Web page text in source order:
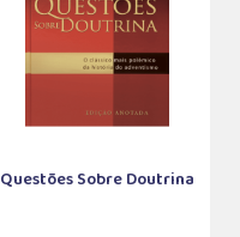
Questões Sobre Doutrina